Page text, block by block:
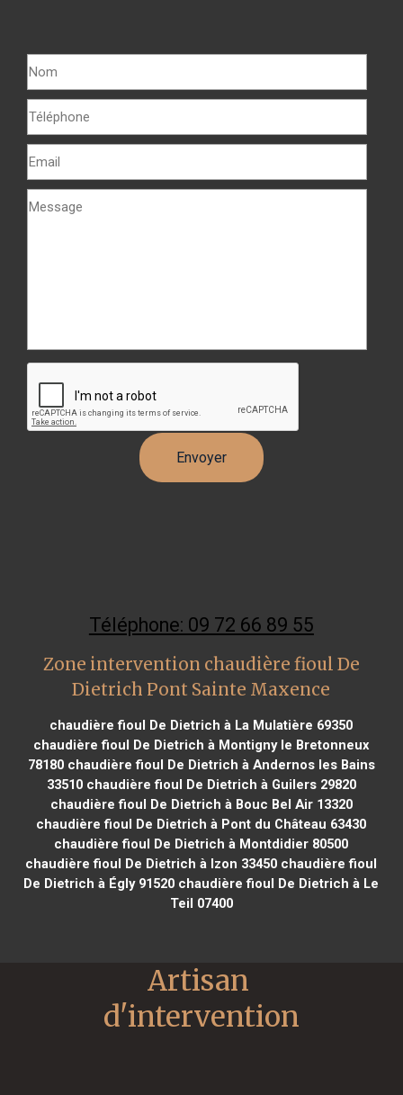
Téléphone: 09 72 66 89 55
Zone intervention chaudière fioul De
Dietrich Pont Sainte Maxence
chaudière fioul De Dietrich à La Mulatière 69350
chaudière fioul De Dietrich à Montigny le Bretonneux
78180chaudière fioul De Dietrich à Andernos les Bains
33510chaudière fioul De Dietrich à Guilers 29820
chaudière fioul De Dietrich à Bouc Bel Air 13320
chaudière fioul De Dietrich à Pont du Château 63430
chaudière fioul De Dietrich à Montdidier 80500
chaudière fioul De Dietrich à Izon 33450 chaudière fioul
De Dietrich à Égly 91520 chaudière fioul De Dietrich à Le
Teil 07400
Artisan
d'intervention